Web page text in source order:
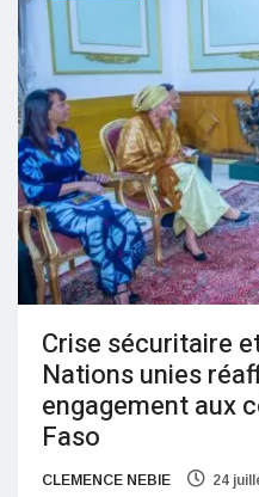
Crise sécuritaire
Nations unies
engagement aux
Faso
CLEMENCE NEBIE 24